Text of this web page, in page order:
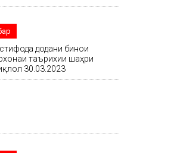
додани бинои
таърихии шаҳри
30.03.2023